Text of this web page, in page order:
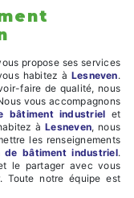
propose ses services
habitez à Lesneven.
faire de qualité, nous
vous accompagnons
bâtiment industriel et
àLesneven, nous
les renseignements
de bâtiment industriel.
le partager avec vous
Toute notre équipe est